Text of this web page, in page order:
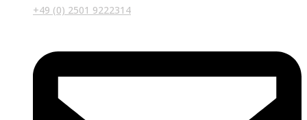
+49 (0) 2501 9222314